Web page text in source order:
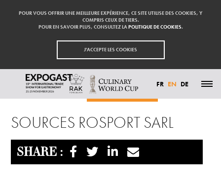
POUR VOUS OFFRIR UNE MEILLEURE EXPÉRIENCE, CE SITE UTILISE DES COOKIES, Y
COMPRIS CEUX DE TIERS.
POUR EN SAVOIR PLUS, CONSULTEZ LAPOLITIQUE DE COOKIES.
J'ACCEPTE LES COOKIES
FR EN DE
PARTICIPATE
EXHIBITORS
PRESS
CONTACT
PARTNER
Homepage Exhibitors SOURCES ROSPORT SARL
SOURCES ROSPORT SARL
SHARE :